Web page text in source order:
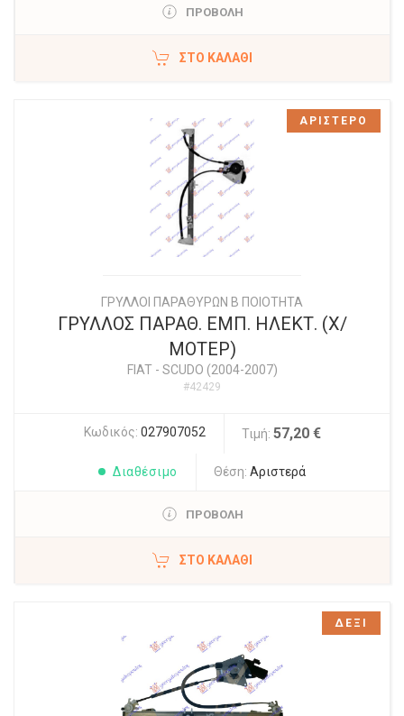
ΠΡΟΒΟΛΗ
ΣΤΟ ΚΑΛΆΘΙ
ΓΡΥΛΛΟΙ ΠΑΡΑΘΥΡΩΝ Β ΠΟΙΟΤΗΤΑ
ΓΡΥΛΛΟΣ ΠΑΡΑΘ. ΕΜΠ. ΗΛΕΚΤ. (Χ/
ΜΟΤΕΡ)
FIAT- SCUDO (2004-2007)
#42429
Κωδικός: 027907052 Τιμή: 57,20 €
Διαθέσιμο Θέση: Αριστερά
ΠΡΟΒΟΛΗ
ΣΤΟ ΚΑΛΆΘΙ
ΑΡΙΣΤΕΡΟ
ΔΕΞΙ